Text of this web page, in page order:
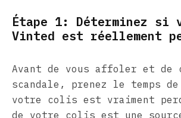
Étape 1: Déterminez
Vinted est réellement
Avant de vous affoler et de
scandale, prenez le temps
votre colis est vraiment
de votre colis est une